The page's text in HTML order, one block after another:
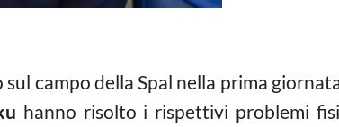
campo della Spal nella prima
hanno risolto i rispettivi problemi